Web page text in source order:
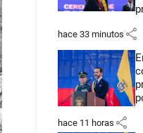
hace 33 minutos share
hace 11 horas share